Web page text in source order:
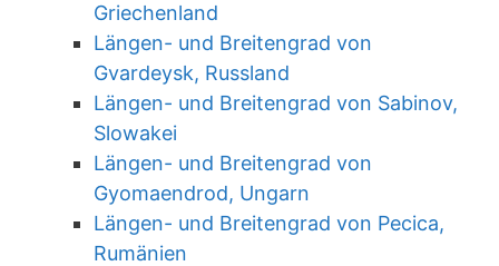
Griechenland
Längen- und Breitengrad von
Gvardeysk, Russland
Längen- und Breitengrad von Sabinov,
Slowakei
Längen- und Breitengrad von
Gyomaendrod, Ungarn
Längen- und Breitengrad von Pecica,
Rumänien